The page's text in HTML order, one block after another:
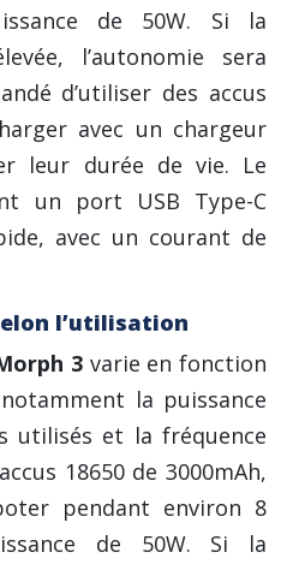
de 50W. Si la
l’autonomie sera
d’utiliser des accus
avec un chargeur
leur durée de vie. Le
un port USB Type-C
avec un courant de
l’utilisation
3 varie en fonction
la puissance
utilisés et la fréquence
18650 de 3000mAh,
pendant environ 8
de 50W. Si la